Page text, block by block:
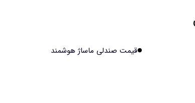
انسان از آب درآمد!
قیمت صندلی ماساژ هوشمند